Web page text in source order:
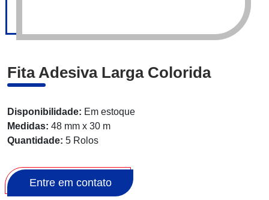
Fita Adesiva Larga Colorida
Disponibilidade: Em estoque
Medidas: 48 mm x 30 m
Quantidade: 5 Rolos
Entre em contato